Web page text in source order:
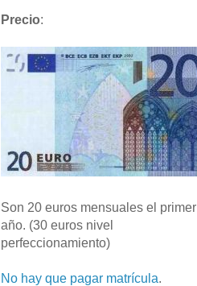
Precio:
Son 20 euros mensuales el primer
año. (30 euros nivel
perfeccionamiento)
No hay que pagar matrícula.